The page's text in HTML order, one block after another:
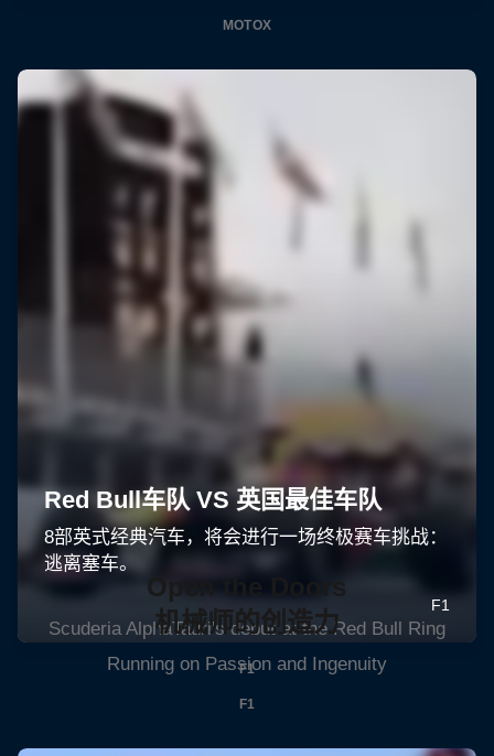
MOTOX
Open the Doors
Scuderia AlphaTauri's debut at the Red Bull Ring
F1
机械师的创造力
Running on Passion and Ingenuity
F1